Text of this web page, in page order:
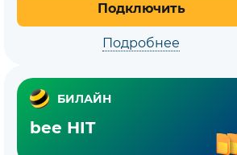
Подключить
Подробнее
БИЛАЙН
bee HIT